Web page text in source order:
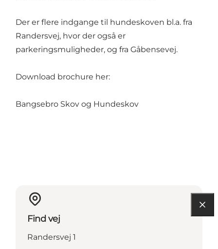
Der er flere indgange til hundeskoven bl.a. fra
Randersvej, hvor der også er
parkeringsmuligheder, og fra Gåbensevej.
Download brochure her:
Bangsebro Skov og Hundeskov
Find vej
Randersvej 1